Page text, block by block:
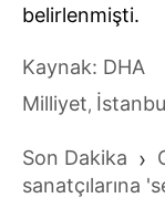
belirlenmişti.
Kaynak: DHA
Milliyet,
Son Dakika ›
sanatçılarına